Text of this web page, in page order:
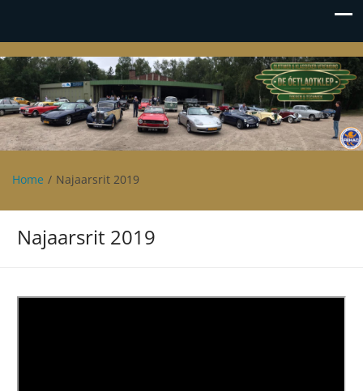
Oetlaotklep
Oldtimer en klassieker vereniging De Oetlaotklep
Home Najaarsrit 2019
Najaarsrit 2019